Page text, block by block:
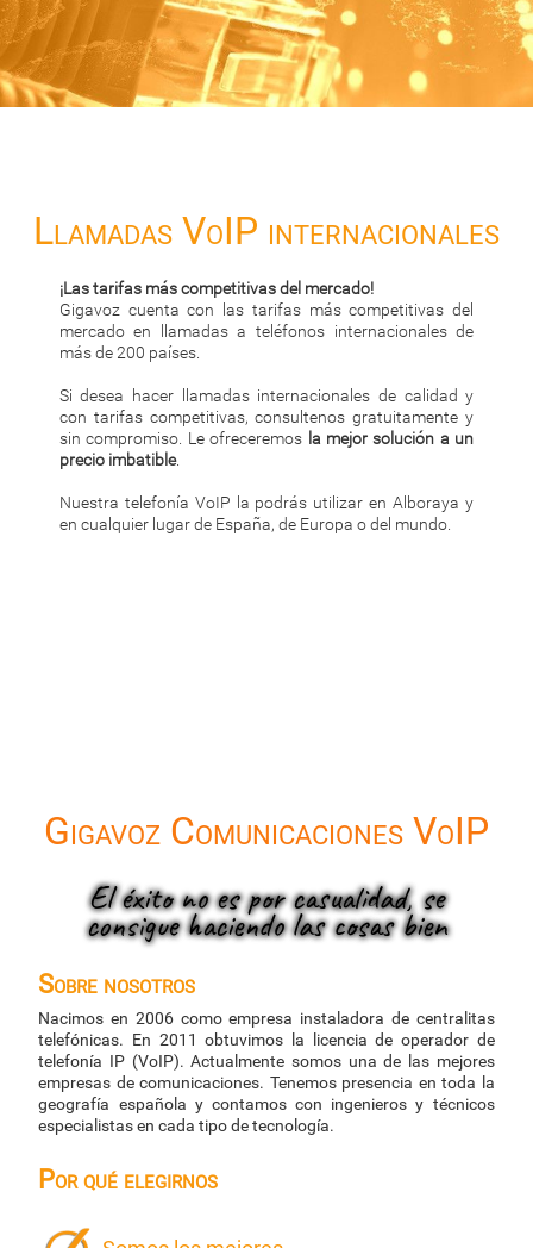
Llamadas VoIP internacionales
¡Las tarifas más competitivas del mercado!
Gigavoz cuenta con las tarifas más competitivas del
mercado en llamadas a teléfonos internacionales de
más de 200 países.
Si desea hacer llamadas internacionales de calidad y
con tarifas competitivas, consultenos gratuitamente y
sin compromiso. Le ofreceremos la mejor solución a un
precio imbatible.
Nuestra telefonía VoIP la podrás utilizar en Alboraya y
en cualquier lugar de España, de Europa o del mundo.
Gigavoz Comunicaciones VoIP
El éxito no es por casualidad, se
consigue haciendo las cosas bien
Sobre nosotros
Nacimos en 2006 como empresa instaladora de centralitas
telefónicas. En 2011 obtuvimos la licencia de operador de
telefonía IP (VoIP). Actualmente somos una de las mejores
empresas de comunicaciones. Tenemos presencia en toda la
geografía española y contamos con ingenieros y técnicos
especialistas en cada tipo de tecnología.
Por qué elegirnos